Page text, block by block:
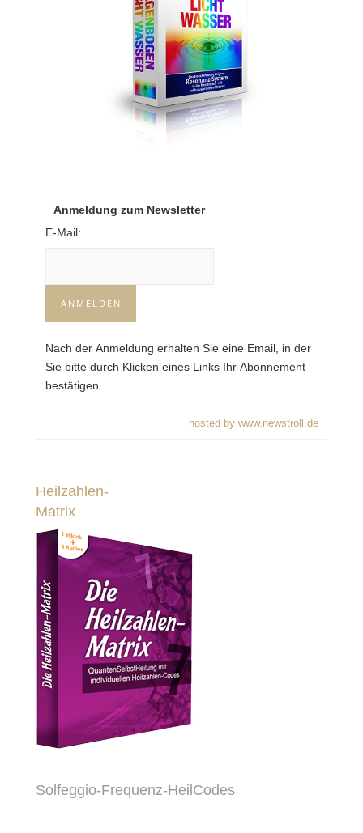
Anmeldung zum Newsletter
E-Mail:
Nach der Anmeldung erhalten Sie eine Email, in der
Sie bitte durch Klicken eines Links Ihr Abonnement
bestätigen.
hosted by www.newstroll.de
Heilzahlen-
Matrix
Solfeggio-Frequenz-HeilCodes